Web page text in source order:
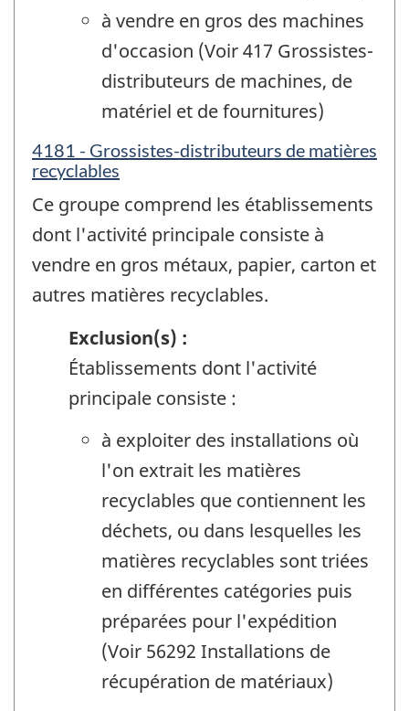
à vendre en gros des machines
d'occasion (Voir 417 Grossistes-
distributeurs de machines, de
matériel et de fournitures)
4181 - Grossistes-distributeurs de matières
recyclables
Ce groupe comprend les établissements
dont l'activité principale consiste à
vendre en gros métaux, papier, carton et
autres matières recyclables.
Exclusion(s) :
Établissements dont l'activité
principale consiste :
à exploiter des installations où
l'on extrait les matières
recyclables que contiennent les
déchets, ou dans lesquelles les
matières recyclables sont triées
en différentes catégories puis
préparées pour l'expédition
(Voir 56292 Installations de
récupération de matériaux)